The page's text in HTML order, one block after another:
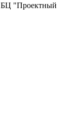
БЦ "Проектный